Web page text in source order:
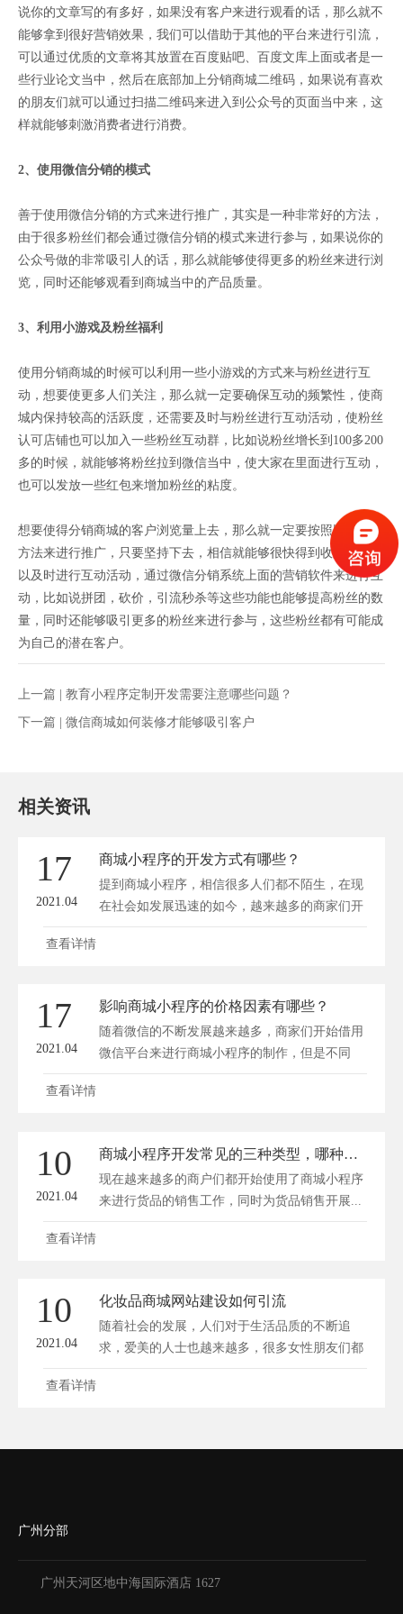
说你的文章写的有多好，如果没有客户来进行观看的话，那么就不
能够拿到很好营销效果，我们可以借助于其他的平台来进行引流，
可以通过优质的文章将其放置在百度贴吧、百度文库上面或者是一
些行业论文当中，然后在底部加上分销商城二维码，如果说有喜欢
的朋友们就可以通过扫描二维码来进入到公众号的页面当中来，这
样就能够刺激消费者进行消费。
2、使用微信分销的模式
善于使用微信分销的方式来进行推广，其实是一种非常好的方法，
由于很多粉丝们都会通过微信分销的模式来进行参与，如果说你的
公众号做的非常吸引人的话，那么就能够使得更多的粉丝来进行浏
览，同时还能够观看到商城当中的产品质量。
3、利用小游戏及粉丝福利
使用分销商城的时候可以利用一些小游戏的方式来与粉丝进行互
动，想要使更多人们关注，那么就一定要确保互动的频繁性，使商
城内保持较高的活跃度，还需要及时与粉丝进行互动活动，使粉丝
认可店铺也可以加入一些粉丝互动群，比如说粉丝增长到100多200
多的时候，就能够将粉丝拉到微信当中，使大家在里面进行互动，
也可以发放一些红包来增加粉丝的粘度。
想要使得分销商城的客户浏览量上去，那么就一定要按照以上这些
方法来进行推广，只要坚持下去，相信就能够很快得到收益。也可
以及时进行互动活动，通过微信分销系统上面的营销软件来进行互
动，比如说拼团，砍价，引流秒杀等这些功能也能够提高粉丝的数
量，同时还能够吸引更多的粉丝来进行参与，这些粉丝都有可能成
为自己的潜在客户。
上一篇 | 教育小程序定制开发需要注意哪些问题？
下一篇 | 微信商城如何装修才能够吸引客户
相关资讯
17
2021.04
商城小程序的开发方式有哪些？
提到商城小程序，相信很多人们都不陌生，在现
在社会如发展迅速的如今，越来越多的商家们开
始...
查看详情
17
2021.04
影响商城小程序的价格因素有哪些？
随着微信的不断发展越来越多，商家们开始借用
微信平台来进行商城小程序的制作，但是不同
的...
查看详情
10
2021.04
商城小程序开发常见的三种类型，哪种适合你？
现在越来越多的商户们都开始使用了商城小程序
来进行货品的销售工作，同时为货品销售开展...
查看详情
10
2021.04
化妆品商城网站建设如何引流
随着社会的发展，人们对于生活品质的不断追
求，爱美的人士也越来越多，很多女性朋友们都
愿意...
查看详情
广州分部
广州天河区地中海国际酒店 1627